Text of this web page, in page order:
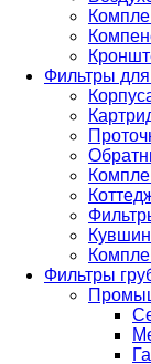
Фильтры
Фильтры